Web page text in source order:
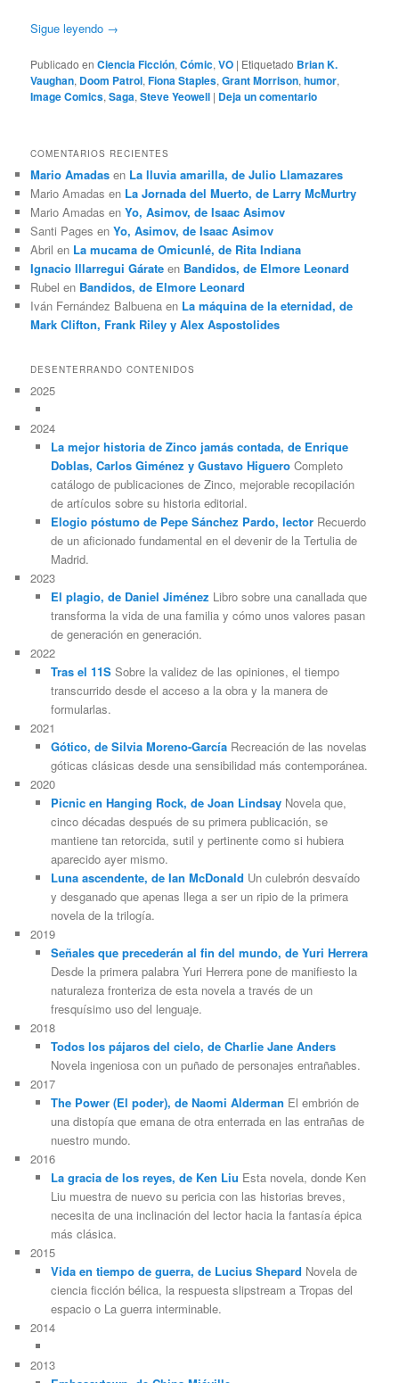
Sigue leyendo →
Publicado en Ciencia Ficción,Cómic,VO | Etiquetado Brian K.
Vaughan, Doom Patrol,Fiona Staples,Grant Morrison,humor,
Image Comics,Saga,Steve Yeowell | Deja un comentario
COMENTARIOS RECIENTES
Mario Amadas en La lluvia amarilla, de Julio Llamazares
Mario Amadas en La Jornada del Muerto, de Larry McMurtry
Mario Amadas enYo, Asimov, de Isaac Asimov
Santi Pages enYo, Asimov, de Isaac Asimov
Abril en La mucama de Omicunlé, de Rita Indiana
Ignacio Illarregui Gárate en Bandidos, de Elmore Leonard
Rubel en Bandidos, de Elmore Leonard
Iván Fernández Balbuena en La máquina de la eternidad, de
Mark Clifton, Frank Riley y Alex Aspostolides
DESENTERRANDO CONTENIDOS
2025
2024
La mejor historia de Zinco jamás contada, de Enrique
Doblas, Carlos Giménez y Gustavo HigueroCompleto
catálogo de publicaciones de Zinco, mejorable recopilación
de artículos sobre su historia editorial.
Elogio póstumo de Pepe Sánchez Pardo, lectorRecuerdo
de un aficionado fundamental en el devenir de la Tertulia de
Madrid.
2023
El plagio, de Daniel Jiménez Libro sobre una canallada que
transforma la vida de una familia y cómo unos valores pasan
de generación en generación.
2022
Tras el 11SSobre la validez de las opiniones, el tiempo
transcurrido desde el acceso a la obra y la manera de
formularlas.
2021
Gótico, de Silvia Moreno-GarcíaRecreación de las novelas
góticas clásicas desde una sensibilidad más contemporánea.
2020
Picnic en Hanging Rock, de Joan LindsayNovela que,
cinco décadas después de su primera publicación, se
mantiene tan retorcida, sutil y pertinente como si hubiera
aparecido ayer mismo.
Luna ascendente, de Ian McDonald Un culebrón desvaído
y desganado que apenas llega a ser un ripio de la primera
novela de la trilogía.
2019
Señales que precederán al fin del mundo, de Yuri Herrera
Desde la primera palabra Yuri Herrera pone de manifiesto la
naturaleza fronteriza de esta novela a través de un
fresquísimo uso del lenguaje.
2018
Todos los pájaros del cielo, de Charlie Jane Anders
Novela ingeniosa con un puñado de personajes entrañables.
2017
The Power (El poder), de Naomi Alderman El embrión de
una distopía que emana de otra enterrada en las entrañas de
nuestro mundo.
2016
La gracia de los reyes, de Ken Liu Esta novela, donde Ken
Liu muestra de nuevo su pericia con las historias breves,
necesita de una inclinación del lector hacia la fantasía épica
más clásica.
2015
Vida en tiempo de guerra, de Lucius Shepard Novela de
ciencia ficción bélica, la respuesta slipstream a Tropas del
espacio o La guerra interminable.
2014
2013